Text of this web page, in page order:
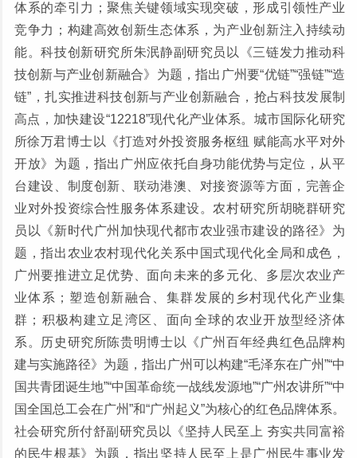
体系的牵引力；聚焦关键领域实现突破，形成引领性产业
竞争力；构建高效创新生态体系，为产业创新注入持续动
能。科技创新研究所朱泯静副研究员以《三链发力推动科
技创新与产业创新融合》为题，指出广州要“优链”“强链”“造
链”，扎实推进科技创新与产业创新融合，抢占科技发展制
高点，加快建设“12218”现代化产业体系。城市国际化研究
所徐万君博士以《打造对外投资服务枢纽 赋能高水平对外
开放》为题，指出广州应依托自身功能优势与定位，从平
台建设、制度创新、联动港澳、对接资源等方面，完善企
业对外投资综合性服务体系建设。农村研究所胡晓群研究
员以《新时代广州加快现代都市农业强市建设的路径》为
题，指出农业农村现代化关系中国式现代化全局和成色，
广州要推进立足优势、面向未来的多元化、多层次农业产
业体系；塑造创新融合、集群发展的乡村现代化产业集
群；积极构建立足湾区、面向全球的农业开放型经济体
系。历史研究所陈贵明博士以《广州百年经典红色品牌构
建与实施路径》为题，指出广州可以构建“毛泽东在广州”“中
国共青团诞生地”“中国革命统一战线发源地”“广州农讲所”“中
国全国总工会在广州”和“广州起义”为核心的红色品牌体系。
社会研究所付舒副研究员以《坚持人民至上 夯实共同富裕
的民生根基》为题，指出坚持人民至上是广州民生事业发